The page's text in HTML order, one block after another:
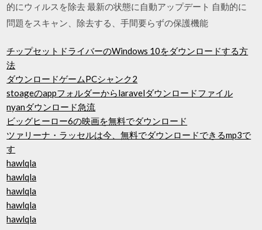
的にウィルスを除去 最新の状態に自動アップデート 自動的に
問題をスキャン、除去する、手間要らずの保護機能
チップセットドライバーのWindows 10をダウンロードする方
法
ダウンロードゲームPCシャンク2
stoageのappフォルダーからlaravelダウンロードファイル
nyanダウンロード急流
ビッグヒーロー6の映画を無料でダウンロード
ツァリーナ・ラッセルは今、無料でダウンロードできるmp3で
す
hawlqla
hawlqla
hawlqla
hawlqla
hawlqla